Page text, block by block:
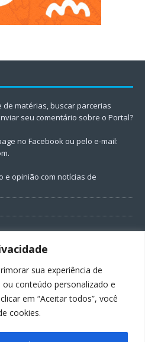
sua experiência de
conteúdo personalizado e
em “Aceitar todos”, você
cookies.
matérias, buscar parcerias
seu comentário sobre o Portal?
no Facebook ou pelo e-mail:
.
e opinião com notícias de